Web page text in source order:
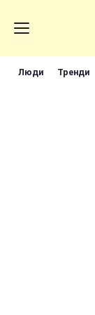
Люди Тренди